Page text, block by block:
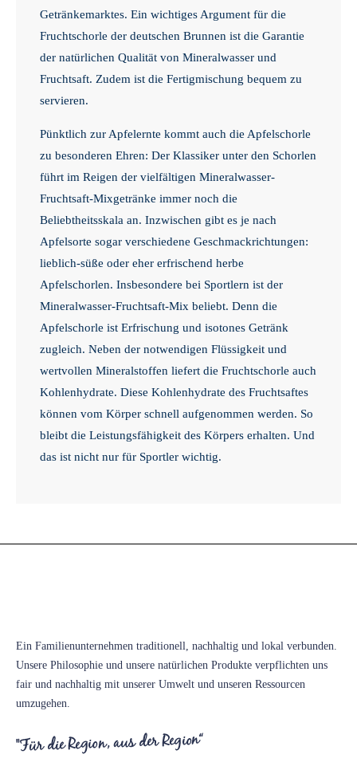
Getränkemarktes. Ein wichtiges Argument für die
Fruchtschorle der deutschen Brunnen ist die Garantie
der natürlichen Qualität von Mineralwasser und
Fruchtsaft. Zudem ist die Fertigmischung bequem zu
servieren.
Pünktlich zur Apfelernte kommt auch die Apfelschorle
zu besonderen Ehren: Der Klassiker unter den Schorlen
führt im Reigen der vielfältigen Mineralwasser-
Fruchtsaft-Mixgetränke immer noch die
Beliebtheitsskala an. Inzwischen gibt es je nach
Apfelsorte sogar verschiedene Geschmackrichtungen:
lieblich-süße oder eher erfrischend herbe
Apfelschorlen. Insbesondere bei Sportlern ist der
Mineralwasser-Fruchtsaft-Mix beliebt. Denn die
Apfelschorle ist Erfrischung und isotones Getränk
zugleich. Neben der notwendigen Flüssigkeit und
wertvollen Mineralstoffen liefert die Fruchtschorle auch
Kohlenhydrate. Diese Kohlenhydrate des Fruchtsaftes
können vom Körper schnell aufgenommen werden. So
bleibt die Leistungsfähigkeit des Körpers erhalten. Und
das ist nicht nur für Sportler wichtig.
Ein Familienunternehmen traditionell, nachhaltig und lokal verbunden.
Unsere Philosophie und unsere natürlichen Produkte verpflichten uns
fair und nachhaltig mit unserer Umwelt und unseren Ressourcen
umzugehen.